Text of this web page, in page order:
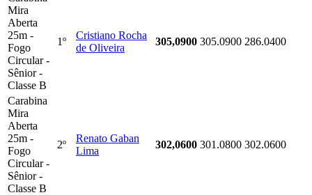
Mira
Aberta
25m -
Fogo
Circular -
Sênior -
Classe B
1º
Cristiano Rocha
de Oliveira
305,0900 305.0900 286.0400
Carabina
Mira
Aberta
25m -
Fogo
Circular -
Sênior -
Classe B
2º
Renato Gaban
Lima
302,0600 301.0800 302.0600